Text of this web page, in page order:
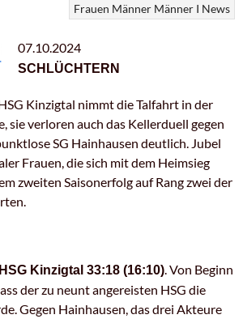
Frauen Männer Männer I News
07.10.2024
SCHLÜCHTERN
Kinzigtal nimmt die Talfahrt in der
sie verloren auch das Kellerduell gegen
SG Hainhausen deutlich. Jubel
Frauen, die sich mit dem Heimsieg
zweiten Saisonerfolg auf Rang zwei der
Kinzigtal 33:18 (16:10) . Von Beginn
der zu neunt angereisten HSG die
Gegen Hainhausen, das drei Akteure